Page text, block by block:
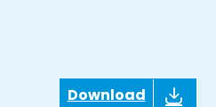
Download